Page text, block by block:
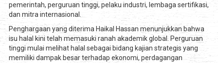
pemerintah, perguruan tinggi, pelaku industri, lembaga sertifikasi,
dan mitra internasional.
Penghargaan yang diterima Haikal Hassan menunjukkan bahwa
isu halal kini telah memasuki ranah akademik global. Perguruan
tinggi mulai melihat halal sebagai bidang kajian strategis yang
memiliki dampak besar terhadap ekonomi, perdagangan